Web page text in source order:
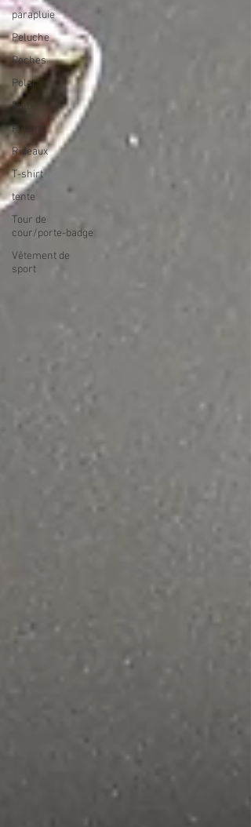
parapluie
Peluche
Poches
Polar
Pull
Pyjama
Rideaux
T-shirt
tente
Tour de
cour/porte-badge
Vêtement de
sport